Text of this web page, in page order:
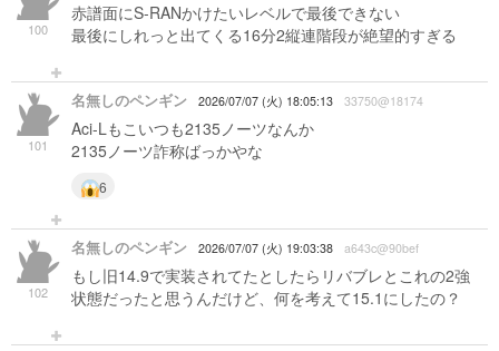
100
赤譜面にS-RANかけたいレベルで最後できない
最後にしれっと出てくる16分2縦連階段が絶望的すぎる
101
名無しのペンギン 2026/07/07 (火) 18:05:13 33750@18174
Aci-Lもこいつも2135ノーツなんか
2135ノーツ詐称ばっかやな
6
102
名無しのペンギン 2026/07/07 (火) 19:03:38 a643c@90bef
もし旧14.9で実装されてたとしたらリバブレとこれの2強
状態だったと思うんだけど、何を考えて15.1にしたの？